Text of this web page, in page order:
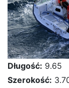
Długość: 9.65
Szerokość: